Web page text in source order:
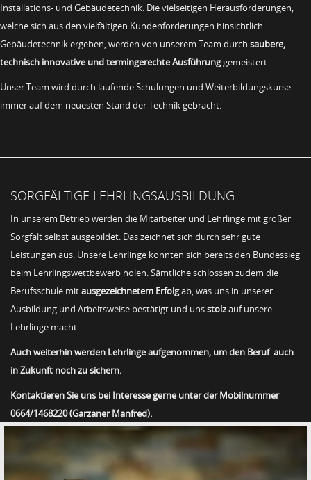
Installations- und Gebäudetechnik. Die vielseitigen Herausforderungen,
welche sich aus den vielfältigen Kundenforderungen hinsichtlich
Gebäudetechnik ergeben, werden von unserem Team durch saubere,
technisch innovative und termingerechte Ausführunggemeistert.
Unser Team wird durch laufende Schulungen und Weiterbildungskurse
immer auf dem neuesten Stand der Technik gebracht.
SORGFÄLTIGE LEHRLINGSAUSBILDUNG
In unserem Betrieb werden die Mitarbeiter und Lehrlinge mit großer
Sorgfalt selbst ausgebildet. Das zeichnet sich durch sehr gute
Leistungen aus. Unsere Lehrlinge konnten sich bereits den Bundessieg
beim Lehrlingswettbewerb holen. Sämtliche schlossen zudem die
Berufsschule mitausgezeichnetem Erfolgab, was uns in unserer
Ausbildung und Arbeitsweise bestätigt und unsstolzauf unsere
Lehrlinge macht.
Auch weiterhin werden Lehrlinge aufgenommen, um den Beruf auch
in Zukunft noch zu sichern.
Kontaktieren Sie uns bei Interesse gerne unter der Mobilnummer
0664/1468220 (Garzaner Manfred).